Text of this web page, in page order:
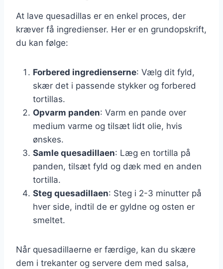
At lave quesadillas er en enkel proces, der
kræver få ingredienser. Her er en grundopskrift,
du kan følge:
Forbered ingredienserne: Vælg dit fyld,
skær det i passende stykker og forbered
tortillas.
Opvarm panden: Varm en pande over
medium varme og tilsæt lidt olie, hvis
ønskes.
Samle quesadillaen: Læg en tortilla på
panden, tilsæt fyld og dæk med en anden
tortilla.
Steg quesadillaen: Steg i 2-3 minutter på
hver side, indtil de er gyldne og osten er
smeltet.
Når quesadillaerne er færdige, kan du skære
dem i trekanter og servere dem med salsa,